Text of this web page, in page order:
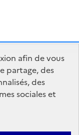
nous ?
services
afin de vous
partage, des
des
sociales et